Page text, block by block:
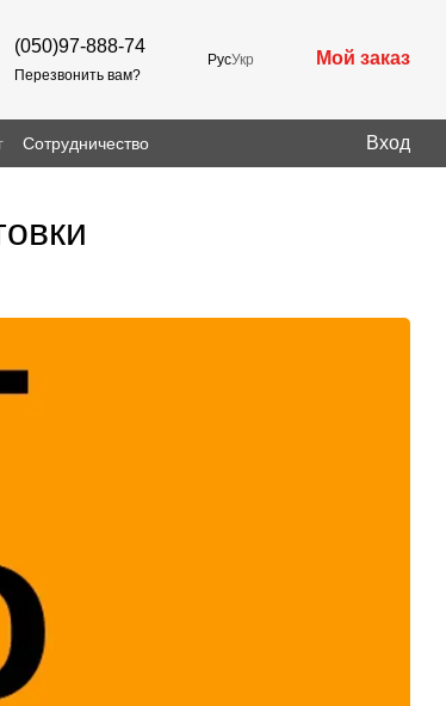
(050)97-888-74
Перезвонить вам?
РусУкр Мой заказ
Сотрудничество Вход